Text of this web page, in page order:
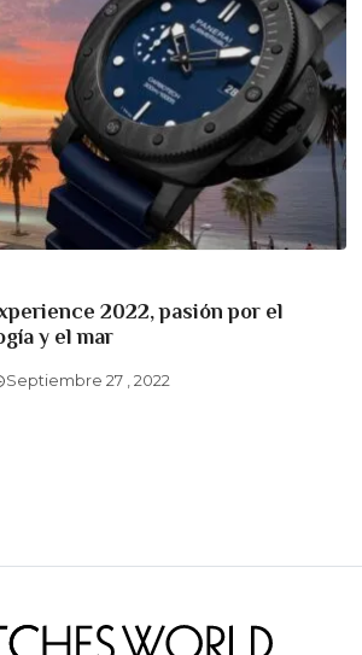
2022, pasión por el
y el mar
Septiembre 27 , 2022